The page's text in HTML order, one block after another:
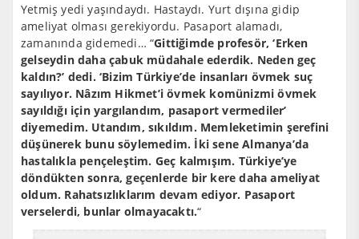
Yetmiş yedi yaşındaydı. Hastaydı. Yurt dışına gidip
ameliyat olması gerekiyordu. Pasaport alamadı,
zamanında gidemedi… “Gittiğimde profesör, ‘Erken
gelseydin daha çabuk müdahale ederdik. Nedengeç
kaldın?’ dedi. ‘Bizim Türkiye’de insanları övmek suç
sayılıyor. Nâzım Hikmet’i övmek komünizmi övmek
sayıldığı için yargılandım, pasaport vermediler’
diyemedim. Utandım, sıkıldım. Memleketimin şerefini
düşünerek bunu söylemedim. İki sene Almanya’da
hastalıkla pençeleştim. Geç kalmışım. Türkiye’ye
döndükten sonra, geçenlerde bir kere daha ameliyat
oldum. Rahatsızlıklarım devam ediyor. Pasaport
verselerdi, bunlar olmayacaktı.“